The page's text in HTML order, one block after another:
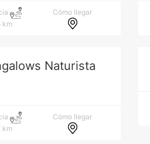
km
Cómo llegar
Naturista
km
Cómo llegar